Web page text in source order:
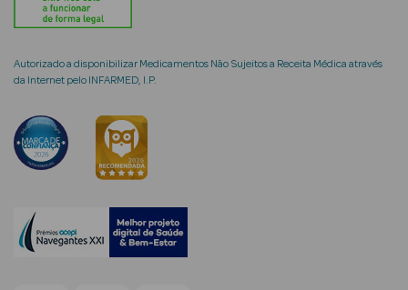
Cosmética
Rosto
Hidratantes
Séruns Faciais
Creme de Olhos
Autorizado a disponibilizar Medicamentos Não Sujeitos a Receita Médica através
da Internet pelo INFARMED, I.P.